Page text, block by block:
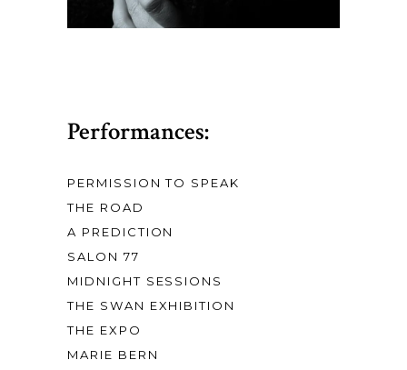
Performances:
PERMISSION TO SPEAK
THE ROAD
A PREDICTION
SALON 77
MIDNIGHT SESSIONS
THE SWAN EXHIBITION
THE EXPO
MARIE BERN